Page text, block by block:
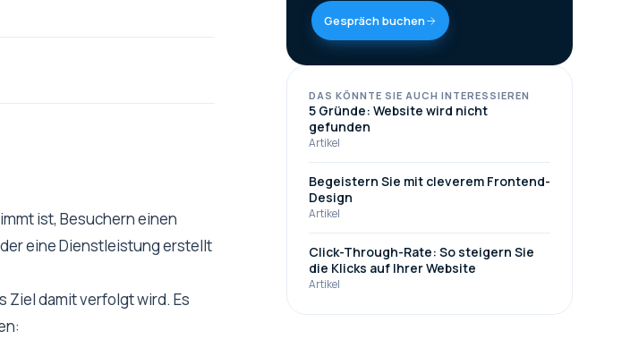
ist, Besuchern einen
eine Dienstleistung erstellt
Ziel damit verfolgt wird. Es
Gespräch buchen
DAS KÖNNTE SIE AUCH INTERESSIEREN
5 Gründe: Website wird nicht
gefunden
Artikel
Begeistern Sie mit cleverem Frontend-
Design
Artikel
Click-Through-Rate: So steigern Sie
die Klicks auf Ihrer Website
Artikel